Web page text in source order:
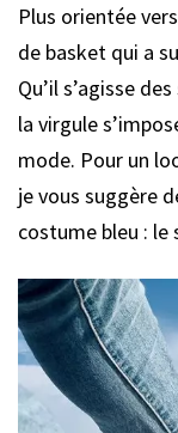
Plus orientée
de basket qui a
Qu’il s’agisse
la virgule
mode. Pour un
je vous suggère
costume bleu : le